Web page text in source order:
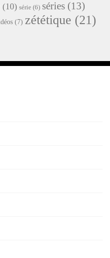
(10) série (6) séries (13)
(7) zététique (21)